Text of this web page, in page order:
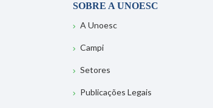
SOBRE A UNOESC
A Unoesc
Campi
Setores
Publicações Legais